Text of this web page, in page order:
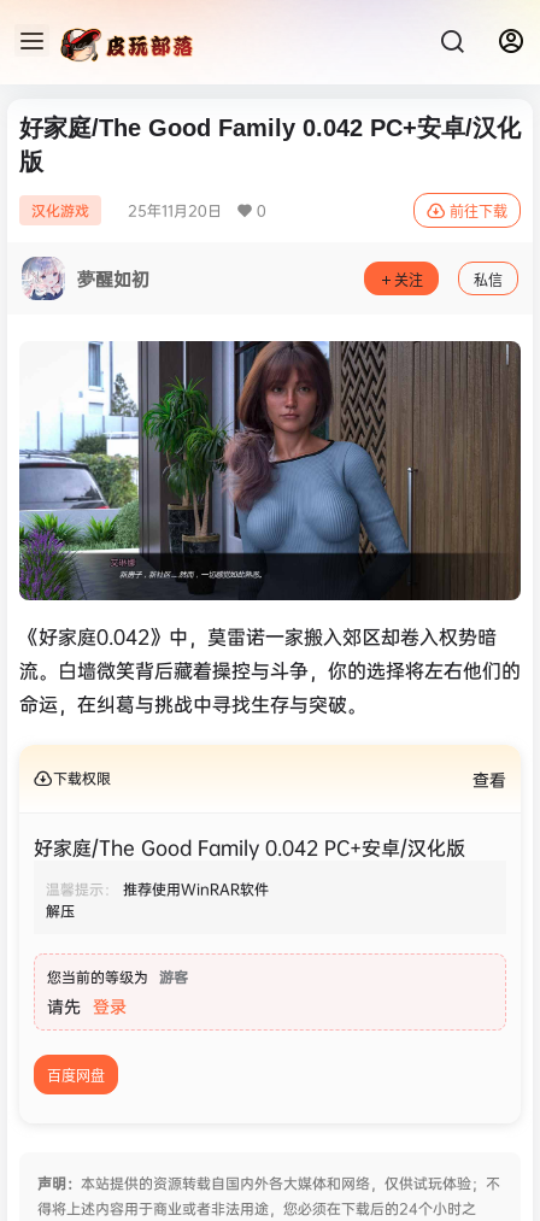
好家庭/The Good Family 0.042 PC+安卓/汉化
版
汉化游戏 25年11月20日 0 前往下载
夢醒如初 关注 私信
《好家庭0.042》中，莫雷诺一家搬入郊区却卷入权势暗
流。白墙微笑背后藏着操控与斗争，你的选择将左右他们的
命运，在纠葛与挑战中寻找生存与突破。
下载权限 查看
好家庭/The Good Family 0.042 PC+安卓/汉化版
温馨提示：
推荐使用WinRAR软件
解压
您当前的等级为 游客
请先 登录
百度网盘
声明： 本站提供的资源转载自国内外各大媒体和网络，仅供试玩体验；不
得将上述内容用于商业或者非法用途，您必须在下载后的24个小时之